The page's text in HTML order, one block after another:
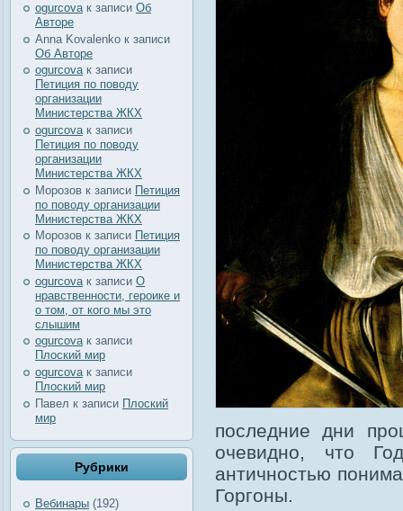
ogurcovaк записи Об
Авторе
Anna Kovalenko к записи
Об Авторе
ogurcovaк записи
Петиция по поводу
организации
Министерства ЖКХ
ogurcova к записи
Петиция по поводу
организации
Министерства ЖКХ
Морозов к записи Петиция
по поводу организации
Министерства ЖКХ
Морозов к записи Петиция
по поводу организации
Министерства ЖКХ
ogurcova к записи О
нравственности, героике и
о том, от кого мы это
слышим
ogurcovaк записи
Плоский мир
ogurcova к записи
Плоский мир
Павел к записи Плоский
мир
Рубрики
Вебинары (192)
последние дни
очевидно, что
античностью
Горгоны.